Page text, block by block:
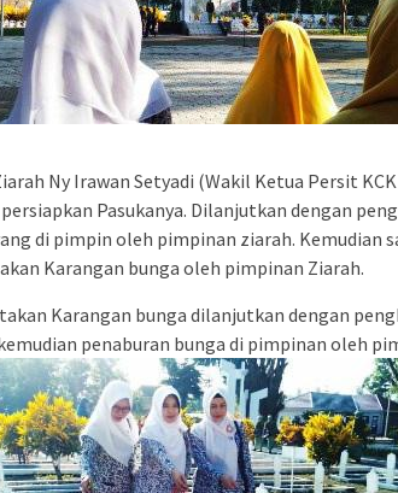
Ny Irawan Setyadi (Wakil Ketua Persit
Pasukanya. Dilanjutkan dengan
di pimpin oleh pimpinan ziarah. Kemudian
Karangan bunga oleh pimpinan Ziarah.
Karangan bunga dilanjutkan dengan
penaburan bunga di pimpinan oleh